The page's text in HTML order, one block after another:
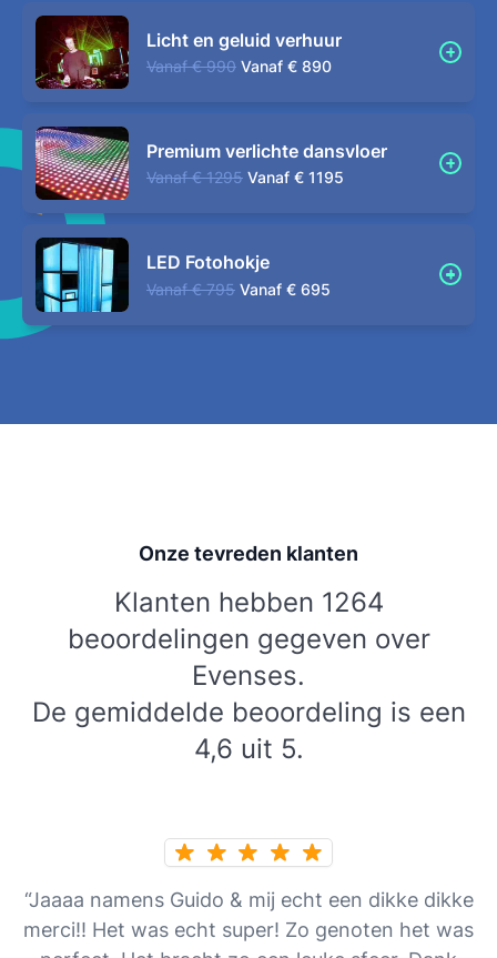
Licht en geluid verhuur
Vanaf € 990 Vanaf € 890
Premium verlichte dansvloer
Vanaf € 1295 Vanaf € 1195
LED Fotohokje
Vanaf € 795 Vanaf € 695
Onze tevreden klanten
Klanten hebben 1264
beoordelingen gegeven over
Evenses.
De gemiddelde beoordeling is een
4,6 uit 5.
“Jaaaa namens Guido & mij echt een dikke dikke
merci!! Het was echt super! Zo genoten het was